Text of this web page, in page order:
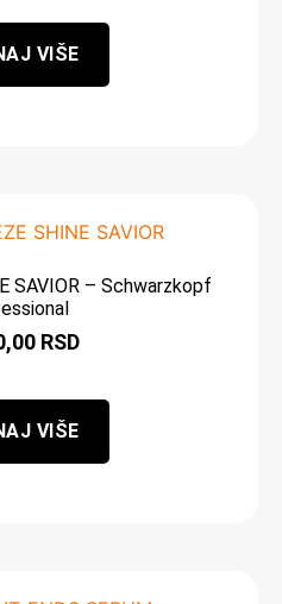
VIŠE
SAVIOR – Schwarzkopf
RSD
VIŠE